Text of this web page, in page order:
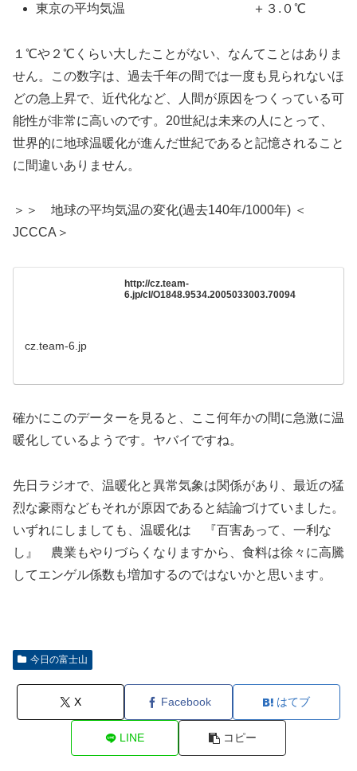
東京の平均気温 ＋３.０℃
１℃や２℃くらい大したことがない、なんてことはありま
せん。この数字は、過去千年の間では一度も見られないほ
どの急上昇で、近代化など、人間が原因をつくっている可
能性が非常に高いのです。20世紀は未来の人にとって、
世界的に地球温暖化が進んだ世紀であると記憶されること
に間違いありません。
＞＞ 地球の平均気温の変化(過去140年/1000年) ＜
JCCCA＞
http://cz.team-
6.jp/cl/O1848.9534.2005033003.70094
cz.team-6.jp
確かにこのデーターを見ると、ここ何年かの間に急激に温
暖化しているようです。ヤバイですね。
先日ラジオで、温暖化と異常気象は関係があり、最近の猛
烈な豪雨などもそれが原因であると結論づけていました。
いずれにしましても、温暖化は 『百害あって、一利な
し』 農業もやりづらくなりますから、食料は徐々に高騰
してエンゲル係数も増加するのではないかと思います。
今日の富士山
X Facebook はてブ
LINE コピー